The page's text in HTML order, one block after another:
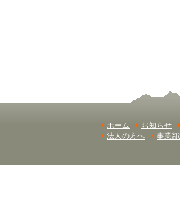
ホーム お知らせ
法人の方へ
事業